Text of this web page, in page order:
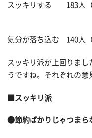
スッキリする 183人（
気分が落ち込む 140人（
スッキリ派が上回りまし
うですね。それぞれの意
■スッキリ派
●節約ばかりじゃつまら